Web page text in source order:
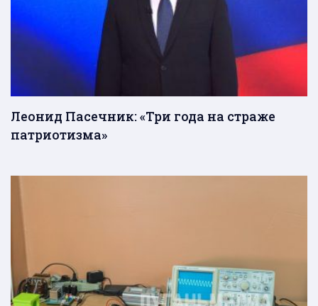
Леонид Пасечник: «Три года на страже
патриотизма»